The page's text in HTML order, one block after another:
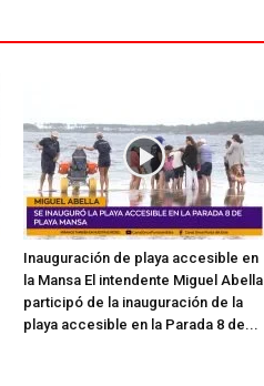
Inauguración de playa accesible en
la Mansa El intendente Miguel Abella
participó de la inauguración de la
playa accesible en la Parada 8 de...